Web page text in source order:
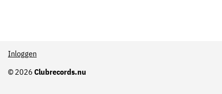
© 2026 Clubrecords.nu
Inloggen